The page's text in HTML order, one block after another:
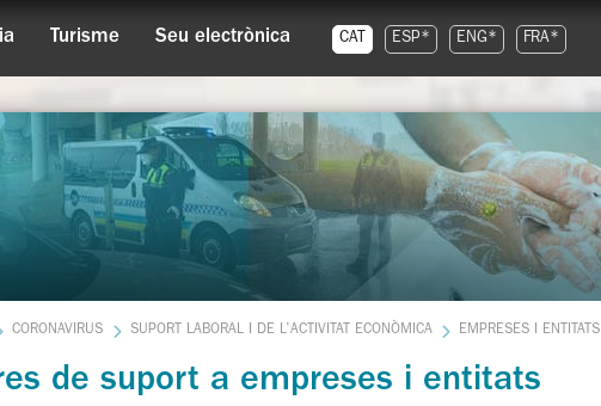
Turisme Seu electrònica CAT ESP* ENG* FRA*
CORONAVIRUS SUPORT LABORAL I DE L’ACTIVITAT ECONÒMICA EMPRESES I ENTITATS
de suport a empreses i entitats